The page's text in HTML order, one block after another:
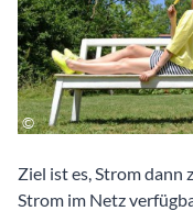
Ziel ist es, Strom dann
Strom im Netz